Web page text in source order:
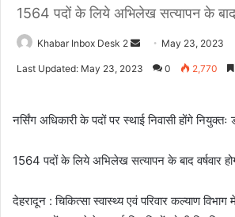
1564 पदों के लिये अभिलेख सत्यापन के बाद
Khabar Inbox Desk 2
Send May 23, 2023
Last Updated: May 23, 2023 0 2,770
नर्सिंग अधिकारी के पदों पर स्थाई निवासी होंगे
1564 पदों के लिये अभिलेख सत्यापन के बाद वर्षवार
देहरादून : चिकित्सा स्वास्थ्य एवं परिवार कल्याण विभाग